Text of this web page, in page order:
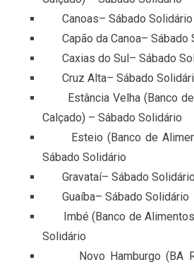
Canoas– Sábado Solidário
Capão da Canoa– Sábado
Caxias do Sul– Sábado
Cruz Alta– Sábado
Estância Velha (Banco de
Calçado) – Sábado Solidário
Esteio (Banco de
Sábado Solidário
Gravataí– Sábado Solidário
Guaíba– Sábado Solidário
Imbé (Banco de Alimentos
Solidário
Novo Hamburgo (BA